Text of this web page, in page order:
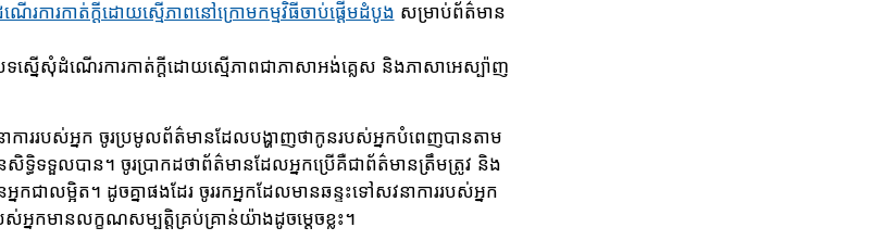
ើរការកាត់ក្ដីដោយស្មើភាពនៅក្រោមកម្មវិធីចាប់ផ្តើមដំបូង សម្រាប់ព័ត៌មាន
ស្នើសុំដំណើរការកាត់ក្ដីដោយស្មើភាពជាភាសាអង់គ្លេស និងភាសាអេស្ប៉ាញ
ាការរបស់អ្នក ចូរប្រមូលព័ត៌មានដែលបង្ហាញថាកូនរបស់អ្នកបំពេញបានតាម
សិទ្ធិទទួលបាន។ ចូរប្រាកដថាព័ត៌មានដែលអ្នកប្រើគឺជាព័ត៌មានត្រឹមត្រូវ និង
កជាលម្អិត។ ដូចគ្នាផងដែរ ចូររកអ្នកដែលមានឆន្ទះទៅសវនាការរបស់អ្នក
នកមានលក្ខណសម្បត្តិគ្រប់គ្រាន់យ៉ាងដូចម្តេចខ្លះ។